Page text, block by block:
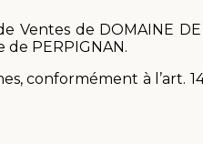
de DOMAINE DE
PERPIGNAN.
conformément à l’art.